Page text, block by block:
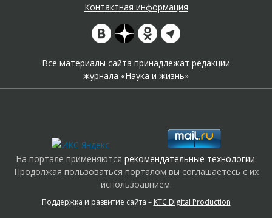
Контактная информация
Все материалы сайта принадлежат редакции
журнала «Наука и жизнь»
На портале применяются рекомендательные технологии.
Продолжая пользоваться порталом вы соглашаетесь с их
использоавнием.
Поддержка и развитие сайта – KTC Digital Production